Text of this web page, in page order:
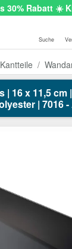
30% Rabatt ☀️
Suche
Kantteile
16 x 11,5 cm
| 7016